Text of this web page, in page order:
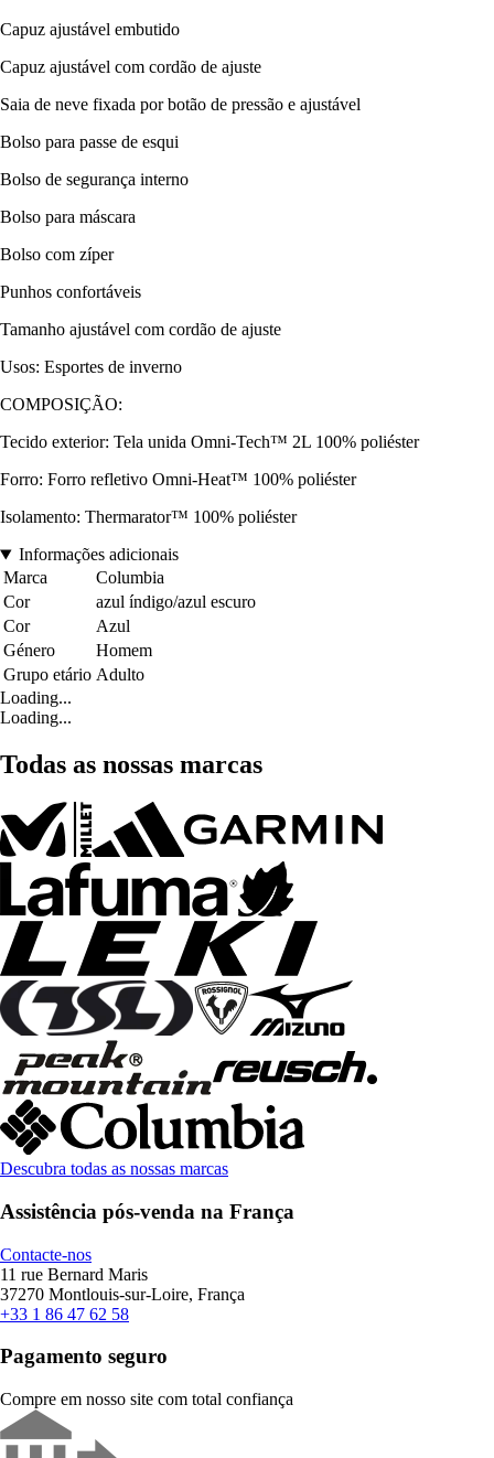
Capuz ajustável embutido
Capuz ajustável com cordão de ajuste
Saia de neve fixada por botão de pressão e ajustável
Bolso para passe de esqui
Bolso de segurança interno
Bolso para máscara
Bolso com zíper
Punhos confortáveis
Tamanho ajustável com cordão de ajuste
Usos: Esportes de inverno
COMPOSIÇÃO:
Tecido exterior: Tela unida Omni-Tech™ 2L 100% poliéster
Forro: Forro refletivo Omni-Heat™ 100% poliéster
Isolamento: Thermarator™ 100% poliéster
Informações adicionais
Marca
Columbia
Cor
azul índigo/azul escuro
Cor
Azul
Género
Homem
Grupo etário Adulto
Loading...
Loading...
Todas as nossas marcas
Descubra todas as nossas marcas
Assistência pós-venda na França
Contacte-nos
11 rue Bernard Maris
37270 Montlouis-sur-Loire, França
+33 1 86 47 62 58
Pagamento seguro
Compre em nosso site com total confiança